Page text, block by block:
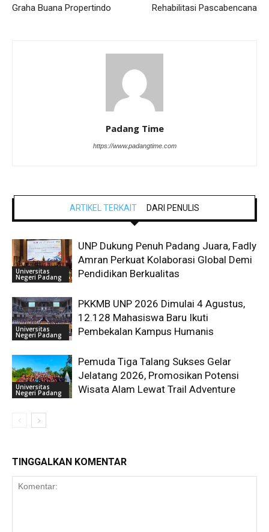
Graha Buana Propertindo
Rehabilitasi Pascabencana
Padang Time
https://www.padangtime.com
ARTIKEL TERKAIT DARI PENULIS
Universitas
Negeri Padang
UNP Dukung Penuh Padang Juara, Fadly
Amran Perkuat Kolaborasi Global Demi
Pendidikan Berkualitas
Universitas
Negeri Padang
PKKMB UNP 2026 Dimulai 4 Agustus,
12.128 Mahasiswa Baru Ikuti
Pembekalan Kampus Humanis
Universitas
Negeri Padang
Pemuda Tiga Talang Sukses Gelar
Jelatang 2026, Promosikan Potensi
Wisata Alam Lewat Trail Adventure
TINGGALKAN KOMENTAR